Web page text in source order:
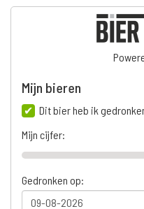
Mijn bieren
Dit bier heb ik
Mijn cijfer:
Gedronken op: